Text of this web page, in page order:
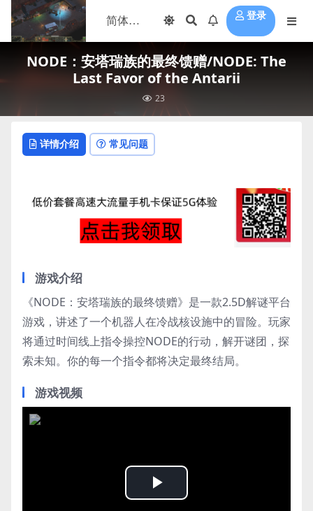
登录
NODE：安塔瑞族的最终馈赠/NODE: The
Last Favor of the Antarii
23
详情介绍 常见问题
游戏介绍
《NODE：安塔瑞族的最终馈赠》是一款2.5D解谜平台
游戏，讲述了一个机器人在冷战核设施中的冒险。玩家
将通过时间线上指令操控NODE的行动，解开谜团，探
索未知。你的每一个指令都将决定最终结局。
游戏视频
Play